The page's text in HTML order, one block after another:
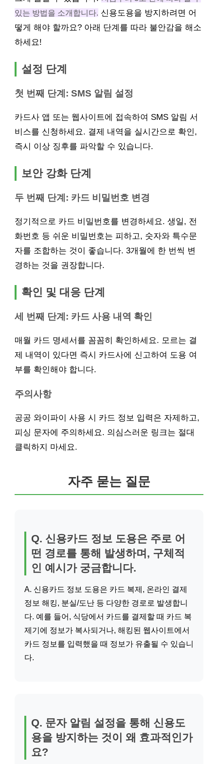
있는 방법을 소개합니다. 신용도용을 방지하려면 어
떻게 해야 할까요? 아래 단계를 따라 불안감을 해소
하세요!
설정 단계
첫 번째 단계: SMS 알림 설정
카드사 앱 또는 웹사이트에 접속하여 SMS 알림 서
비스를 신청하세요. 결제 내역을 실시간으로 확인,
즉시 이상 징후를 파악할 수 있습니다.
보안 강화 단계
두 번째 단계: 카드 비밀번호 변경
정기적으로 카드 비밀번호를 변경하세요. 생일, 전
화번호 등 쉬운 비밀번호는 피하고, 숫자와 특수문
자를 조합하는 것이 좋습니다. 3개월에 한 번씩 변
경하는 것을 권장합니다.
확인 및 대응 단계
세 번째 단계: 카드 사용 내역 확인
매월 카드 명세서를 꼼꼼히 확인하세요. 모르는 결
제 내역이 있다면 즉시 카드사에 신고하여 도용 여
부를 확인해야 합니다.
주의사항
공공 와이파이 사용 시 카드 정보 입력은 자제하고,
피싱 문자에 주의하세요. 의심스러운 링크는 절대
클릭하지 마세요.
자주 묻는 질문
Q. 신용카드 정보 도용은 주로 어
떤 경로를 통해 발생하며, 구체적
인 예시가 궁금합니다.
A. 신용카드 정보 도용은 카드 복제, 온라인 결제
정보 해킹, 분실/도난 등 다양한 경로로 발생합니
다. 예를 들어, 식당에서 카드를 결제할 때 카드 복
제기에 정보가 복사되거나, 해킹된 웹사이트에서
카드 정보를 입력했을 때 정보가 유출될 수 있습니
다.
Q. 문자 알림 설정을 통해 신용도
용을 방지하는 것이 왜 효과적인가
요?